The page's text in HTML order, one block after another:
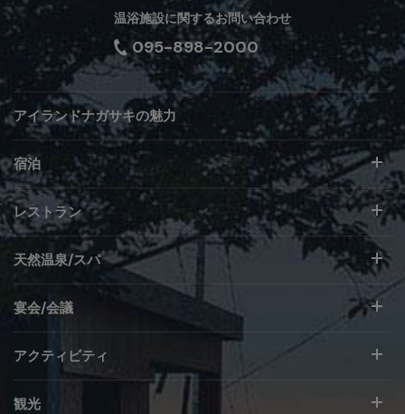
温浴施設に関するお問い合わせ
095-898-2000
アイランドナガサキの魅力
宿泊
レストラン
天然温泉/スパ
宴会/会議
アクティビティ
観光